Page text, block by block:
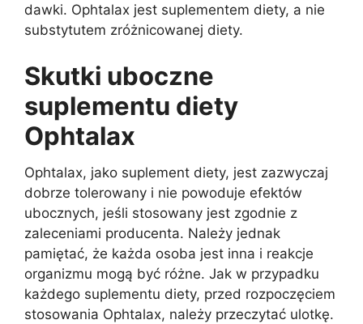
dawki. Ophtalax jest suplementem diety, a nie
substytutem zróżnicowanej diety.
Skutki uboczne
suplementu diety
Ophtalax
Ophtalax, jako suplement diety, jest zazwyczaj
dobrze tolerowany i nie powoduje efektów
ubocznych, jeśli stosowany jest zgodnie z
zaleceniami producenta. Należy jednak
pamiętać, że każda osoba jest inna i reakcje
organizmu mogą być różne. Jak w przypadku
każdego suplementu diety, przed rozpoczęciem
stosowania Ophtalax, należy przeczytać ulotkę.